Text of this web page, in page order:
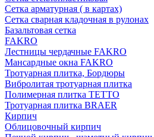
Сетка арматурная ( в картах)
Сетка сварная кладочная в рулонах
Базальтовая сетка
FAKRO
Лестницы чердачные FAKRO
Мансардные окна FAKRO
Тротуарная плитка, Бордюры
Вибролитая тротуарная плитка
Полимерная плитка TETTO
Тротуарная плитка BRAER
Кирпич
Облицовочный кирпич